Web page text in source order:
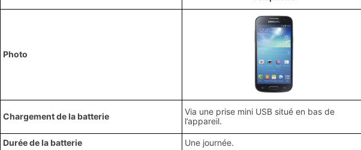
Photo
Chargement de la batterie
Via une prise mini USB situé en bas de
l’appareil.
Durée de la batterie Une journée.